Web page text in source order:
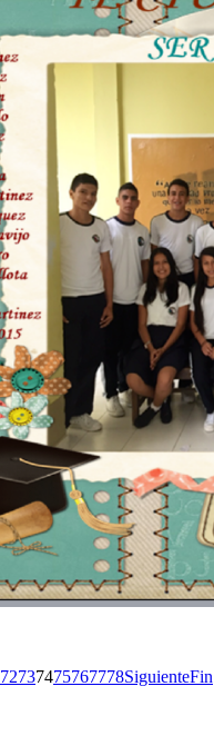
72737475767778SiguienteFin